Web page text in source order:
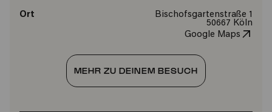
Ort
Bischofsgartenstraße 1
50667 Köln
Google Maps
MEHR ZU DEINEM BESUCH